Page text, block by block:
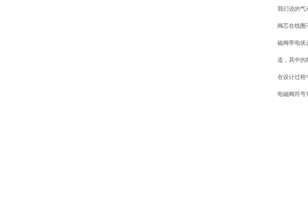
我们说的气
阀芯在线圈
磁阀带电状
道，其中的
在设计过程
电磁阀符号